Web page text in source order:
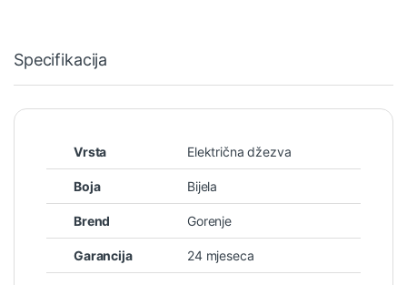
Specifikacija
Vrsta Električna džezva
Boja Bijela
Brend Gorenje
Garancija 24 mjeseca